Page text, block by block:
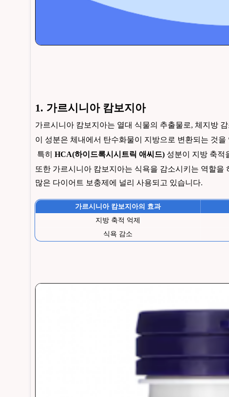
1. 가르시니아 캄보지아
가르시니아 캄보지아는 열대 식물의 추출물로, 체지방
이 성분은 체내에서 탄수화물이 지방으로 변환되는 것
특히 HCA(하이드록시시트릭 애씨드) 성분이 지방 축적
또한 가르시니아 캄보지아는 식욕을 감소시키는 역할을
많은 다이어트 보충제에 널리 사용되고 있습니다.
가르시니아 캄보지아의 효과
지방 축적 억제
식욕 감소